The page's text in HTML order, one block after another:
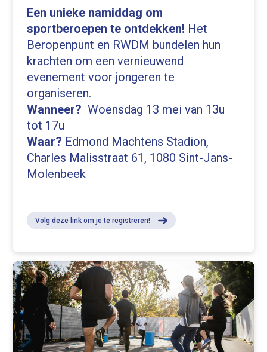
Een unieke namiddag om
sportberoepen te ontdekken! Het
Beropenpunt en RWDM bundelen hun
krachten om een vernieuwend
evenement voor jongeren te
organiseren.
Wanneer? Woensdag 13 mei van 13u
tot 17u
Waar? Edmond Machtens Stadion,
Charles Malisstraat 61, 1080 Sint-Jans-
Molenbeek
Volg deze link om je te registreren!